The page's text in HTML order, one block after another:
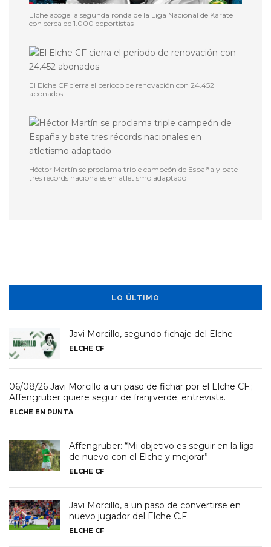
Elche acoge la segunda ronda de la Liga Nacional de Kárate
con cerca de 1.000 deportistas
El Elche CF cierra el periodo de renovación con 24.452
abonados
Héctor Martín se proclama triple campeón de España y bate
tres récords nacionales en atletismo adaptado
LO ÚLTIMO
Javi Morcillo, segundo fichaje del Elche
ELCHE CF
06/08/26 Javi Morcillo a un paso de fichar por el Elche CF.;
Affengruber quiere seguir de franjiverde; entrevista.
ELCHE EN PUNTA
Affengruber: “Mi objetivo es seguir en la liga
de nuevo con el Elche y mejorar”
ELCHE CF
Javi Morcillo, a un paso de convertirse en
nuevo jugador del Elche C.F.
ELCHE CF